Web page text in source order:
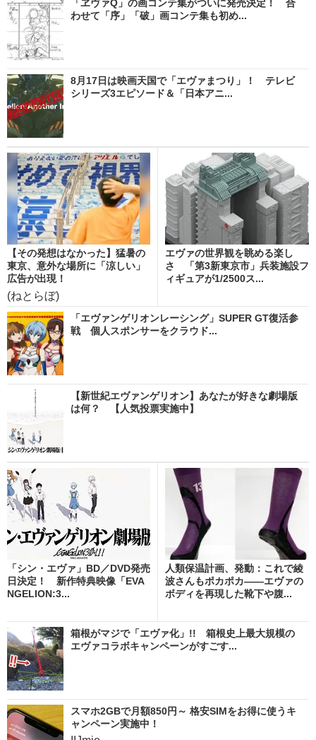
「ヱヴァQ」の画コンテ集がついに発売決定！ 合
わせて「序」「破」画コンテ集も初め...
8月17日は映画天国で「エヴァまつり」！ テレビ
シリーズ3エピソード＆「日本アニ...
【その発想はなかった】猛暑の
東京、意外な場所に「涼しい」
広告が出現！
(ねとらぼ)
エヴァの世界観を眺める楽し
さ 「第3新東京市」兵装施設フ
ィギュアが1/2500ス...
「エヴァンゲリオンレーシング」SUPER GT復活参
戦 個人スポンサーをクラウド...
【新世紀エヴァンゲリオン】あなたが好きな劇場版
は何？ 【人気投票実施中】
「シン・エヴァ」BD／DVD発売
日決定！ 新作特典映像「EVA
NGELION:3...
人類保温計画、発動：これで綾
波さんもポカポカ――エヴァの
ボディを再現した靴下や腹...
箱根がマジで「エヴァ化」!! 箱根史上最大規模の
エヴァコラボキャンペーンがすごす...
スマホ2GBで月額850円～ 格安SIMをお得に使うキ
ャンペーン実施中！